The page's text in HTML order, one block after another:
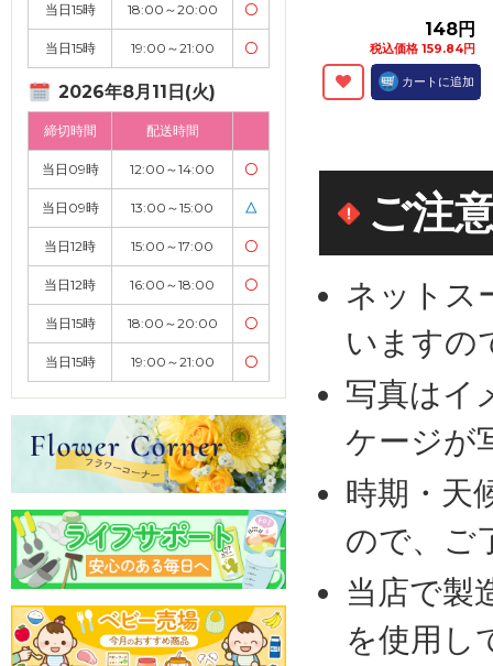
当日15時 18:00～20:00 〇
当日15時 19:00～21:00 〇
2026年8月11日(火)
締切時間 配送時間
当日09時 12:00～14:00 〇
当日09時 13:00～15:00 △
当日12時 15:00～17:00 〇
当日12時 16:00～18:00 〇
当日15時 18:00～20:00 〇
当日15時 19:00～21:00 〇
148円
税込価格 159.84円
カートに追加
ご注
ネットス
いますの
写真はイ
ケージが
時期・天
ので、ご
当店で製
を使用し